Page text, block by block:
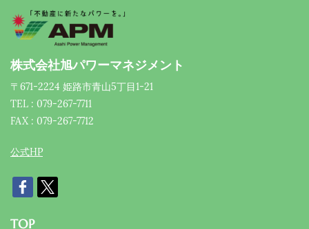
株式会社旭パワーマネジメント
〒671-2224 姫路市青山5丁目1-21
TEL : 079-267-7711
FAX : 079-267-7712
公式HP
TOP